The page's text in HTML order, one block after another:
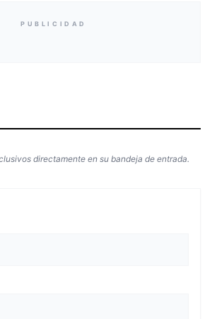
PUBLICIDAD
directamente en su bandeja de entrada.